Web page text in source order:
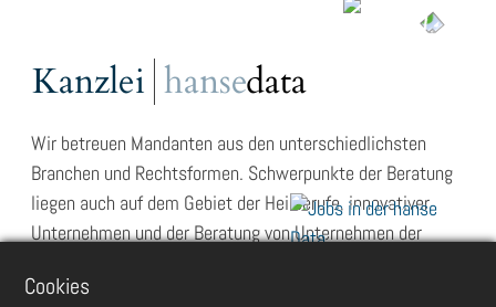
Kanzlei hansedata
Wir betreuen Mandanten aus den unterschiedlichsten
Branchen und Rechtsformen. Schwerpunkte der Beratung
liegen auch auf dem Gebiet der Heilberufe, innovativer
Unternehmen und der Beratung von Unternehmen der
Cookies